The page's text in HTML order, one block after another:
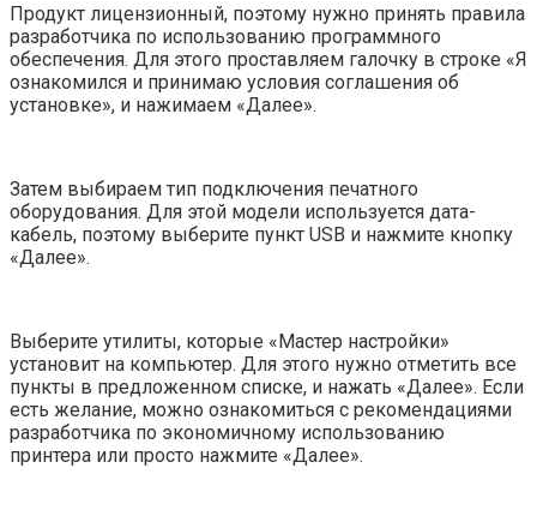
Продукт лицензионный, поэтому нужно принять правила
разработчика по использованию программного
обеспечения. Для этого проставляем галочку в строке «Я
ознакомился и принимаю условия соглашения об
установке», и нажимаем «Далее».
Затем выбираем тип подключения печатного
оборудования. Для этой модели используется дата-
кабель, поэтому выберите пункт USB и нажмите кнопку
«Далее».
Выберите утилиты, которые «Мастер настройки»
установит на компьютер. Для этого нужно отметить все
пункты в предложенном списке, и нажать «Далее». Если
есть желание, можно ознакомиться с рекомендациями
разработчика по экономичному использованию
принтера или просто нажмите «Далее».